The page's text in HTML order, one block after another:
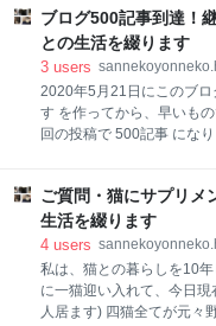
連れて行って 診断結果は
について、都度掲載 2021/
きました・・・ 猫の喉元付
オモチャの挑戦記 ことご
られず～過去の投稿の振り
モチャにはほぼ反応せず
もちゃには激しく反応し
応を示してくれるじゃらし
付ければ、反応してくれる
をひく設計になっています
しましたが、今現在はどう
ゃ箱にしまいっぱなし とい
ブログ500記事到達！
との生活を綴ります
3 users
2020年5月21日にこのブロ
す を作ってから、早いも
回の投稿で 500記事 にな
は勿論、こんなに長い期
は初めての事になります。
てみての感想を書きます。
してみての率直な感想 毎
込めた 記事にするネタは
継続する？ 今後、こんな
ご質問・猫にサプリメ
生活を綴ります
4 users
私は、猫との暮らしを10
に一猫迎い入れて、今日
人居ます) 四猫全てが元々